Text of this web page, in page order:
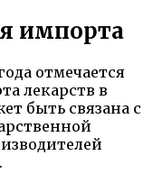
импорта
отмечается
лекарств в
быть связана с